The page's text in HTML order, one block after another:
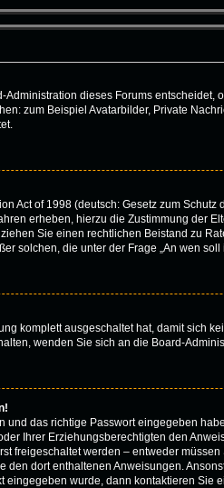
dieses Forums
zum Beispiel Avatarbilder, Private
Act of 1998 (deutsch: Gesetz zum
erheben, hierzu die Zustimmung der
Sie einen rechtlichen Beistand zu
solchen, die unter der Frage „An wen
komplett ausgeschaltet hat, damit sich
wenden Sie sich an die Board-
das richtige Passwort eingegeben
Ihrer Erziehungsberechtigten den
freigeschaltet werden – entweder
dort enthaltenen Anweisungen.
wurde, dann kontaktieren Sie